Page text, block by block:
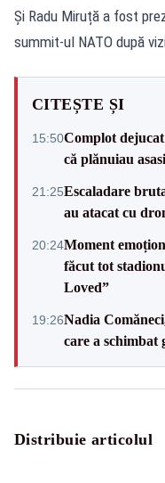
Și Radu Miruță a fost
summit-ul NATO după
CITEȘTE ȘI
15:50Complot
că plănuiau
21:25Escaladare
au atacat cu
20:24Moment
făcut tot
Loved”
19:26Nadia
care a schimbat
Distribuie articolul